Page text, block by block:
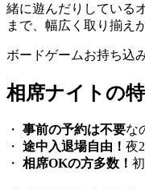
緒に遊んだりしている
まで、幅広く取り揃え
ボードゲームお持ち込
相席ナイトの
・ 事前の予約は不要な
・ 途中入退場自由！ 夜
・ 相席OKの方多数！